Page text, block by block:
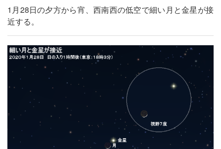
1月28日の夕方から宵、西南西の低空で細い月と金星が接
近する。